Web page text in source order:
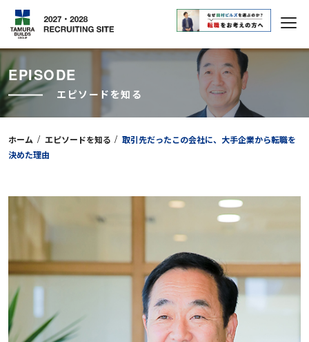
EPISODE
エピソードを知る
ホーム / エピソードを知る / 取引先だったこの会社に、大手企業から転職を
決めた理由